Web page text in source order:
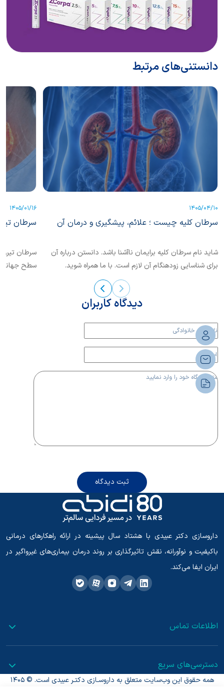
دانستنی‌های مرتبط
1405/04/10
سرطان کلیه چیست ؛ علائم، پیشگیری و درمان آن
شاید نام سرطان کلیه برایمان ناآشنا باشد. دانستن درباره آن
برای شناسایی زودهنگام آن لازم است. با ما همراه شوید.
1405/01/16
سرطان
سرطان
سطح جهانی
دیدگاه کاربران
ثبت دیدگاه
داروسازی دکتر عبیدی با هشتاد سال پیشینه در ارائه راهکارهای درمانی
باکیفیت و نوآورانه، نقش تاثیرگذاری بر روند درمان بیماری‌های غیرواگیر در
ایران ایفا می‌کند.
اطلاعات تماس
دسترسی‌های سریع
همه حقوق این وب‌سایت متعلق به داروسـازی دکتـر عبیدی است. © 1405